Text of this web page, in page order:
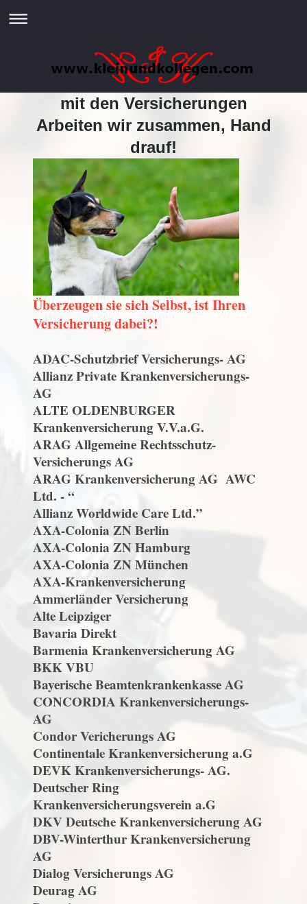
mit den Versicherungen
Arbeiten wir zusammen, Hand
drauf!
Überzeugen sie sich Selbst, ist Ihren
Versicherung dabei?!
ADAC-Schutzbrief Versicherungs- AG
Allianz Private Krankenversicherungs-
AG
ALTE OLDENBURGER
Krankenversicherung V.V.a.G.
ARAG Allgemeine Rechtsschutz-
Versicherungs AG
ARAG Krankenversicherung AG AWC
Ltd. - “
Allianz Worldwide Care Ltd.”
AXA-Colonia ZN Berlin
AXA-Colonia ZN Hamburg
AXA-Colonia ZN München
AXA-Krankenversicherung
Ammerländer Versicherung
Alte Leipziger
Bavaria Direkt
Barmenia Krankenversicherung AG
BKK VBU
Bayerische Beamtenkrankenkasse AG
CONCORDIA Krankenversicherungs-
AG
Condor Vericherungs AG
Continentale Krankenversicherung a.G
DEVK Krankenversicherungs- AG.
Deutscher Ring
Krankenversicherungsverein a.G
DKV Deutsche Krankenversicherung AG
DBV-Winterthur Krankenversicherung
AG
Dialog Versicherungs AG
Deurag AG